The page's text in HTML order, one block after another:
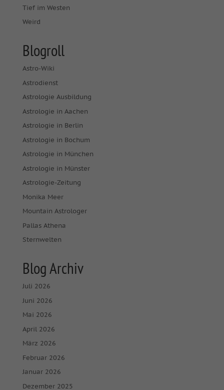
Tief im Westen
Weird
Blogroll
Astro-Wiki
Astrodienst
Astrologie Ausbildung
Astrologie in Aachen
Astrologie in Berlin
Astrologie in Bochum
Astrologie in München
Astrologie in Münster
Astrologie-Zeitung
Monika Meer
Mountain Astrologer
Pallas Athena
Sternwelten
Blog Archiv
Juli 2026
Juni 2026
Mai 2026
April 2026
März 2026
Februar 2026
Januar 2026
Dezember 2025